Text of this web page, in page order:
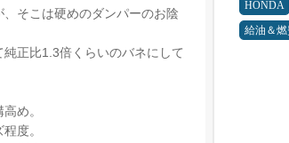
そこは硬めのダンパーのお陰
正比1.3倍くらいのバネにして
め。
度。
HONDA
給油＆